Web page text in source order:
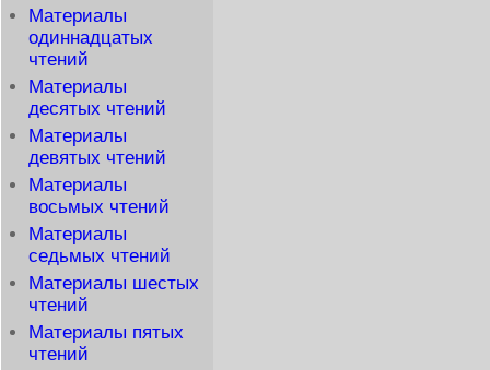
Материалы
одиннадцатых
чтений
Материалы
десятых чтений
Материалы
девятых чтений
Материалы
восьмых чтений
Материалы
седьмых чтений
Материалы шестых
чтений
Материалы пятых
чтений